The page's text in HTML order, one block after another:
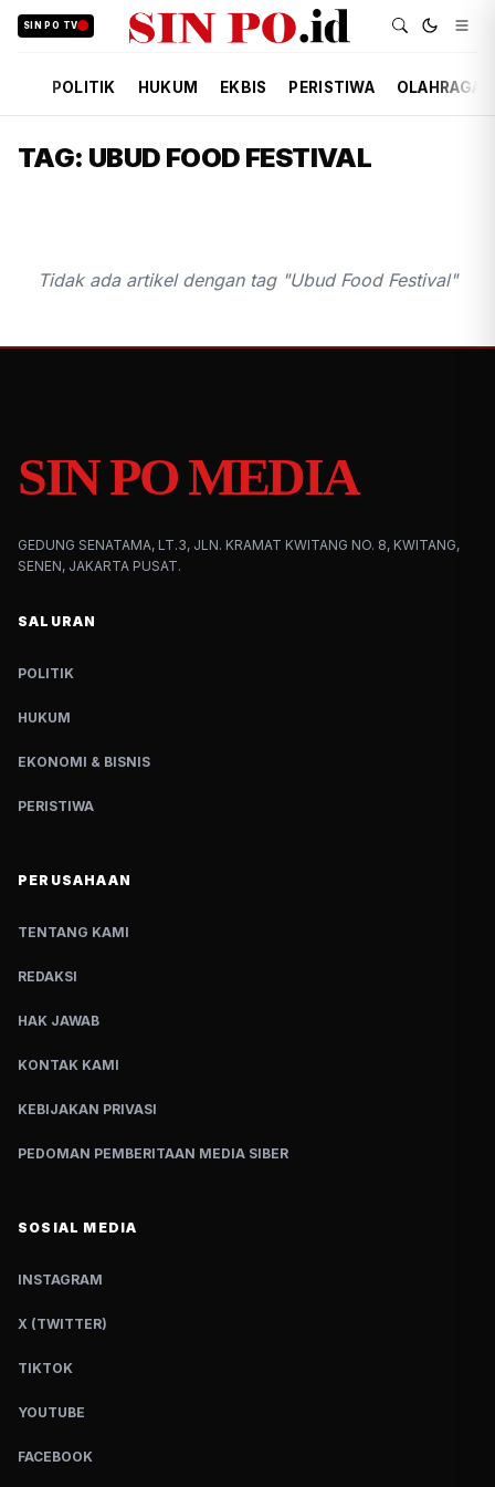
SIN PO TV
POLITIK HUKUM EKBIS PERISTIWA OLAHRAGA
TAG: UBUD FOOD FESTIVAL
Tidak ada artikel dengan tag "Ubud Food Festival"
SIN PO MEDIA
GEDUNG SENATAMA, LT.3, JLN. KRAMAT KWITANG NO. 8, KWITANG,
SENEN, JAKARTA PUSAT.
SALURAN
POLITIK
HUKUM
EKONOMI & BISNIS
PERISTIWA
PERUSAHAAN
TENTANG KAMI
REDAKSI
HAK JAWAB
KONTAK KAMI
KEBIJAKAN PRIVASI
PEDOMAN PEMBERITAAN MEDIA SIBER
SOSIAL MEDIA
INSTAGRAM
X (TWITTER)
TIKTOK
YOUTUBE
FACEBOOK